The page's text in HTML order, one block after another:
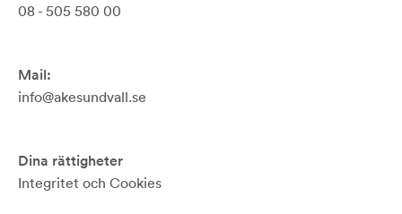
08 - 505 580 00
Mail:
info@akesundvall.se
Dina rättigheter
Integritet och Cookies